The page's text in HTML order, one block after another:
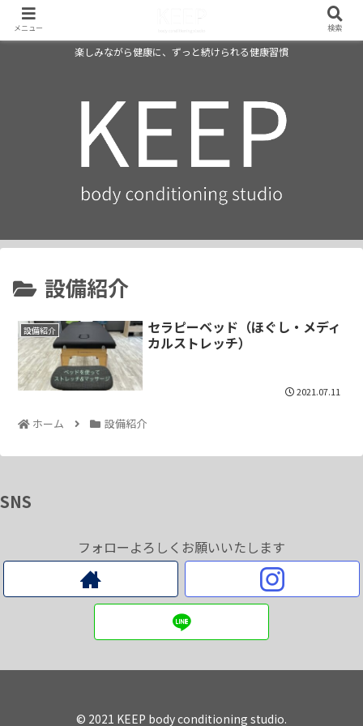
楽しみながら健康に、ずっと続けられる健康習慣
設備紹介
設備紹介
セラピーベッド（ほぐし・メディ
カルストレッチ）
2021.07.11
ホーム 設備紹介
SNS
フォローよろしくお願いいたします
© 2021 KEEP body conditioning studio.
メニュー 検索